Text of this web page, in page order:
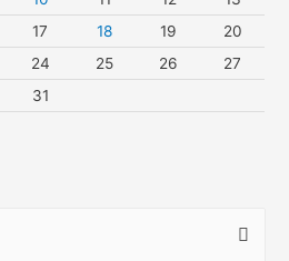
17 18 19
20
24 25 26
27
31